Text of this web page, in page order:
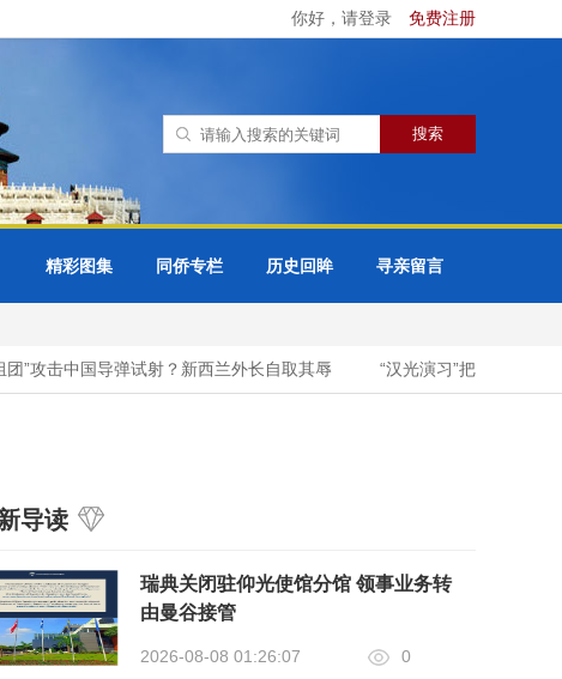
你好，请登录 免费注册
精彩图集 同侨专栏 历史回眸 寻亲留言
”攻击中国导弹试射？新西兰外长自取其辱 “汉光演习”把台湾城市变
导读
瑞典关闭驻仰光使馆分馆 领事业务转
由曼谷接管
2026-08-08 01:26:07 0